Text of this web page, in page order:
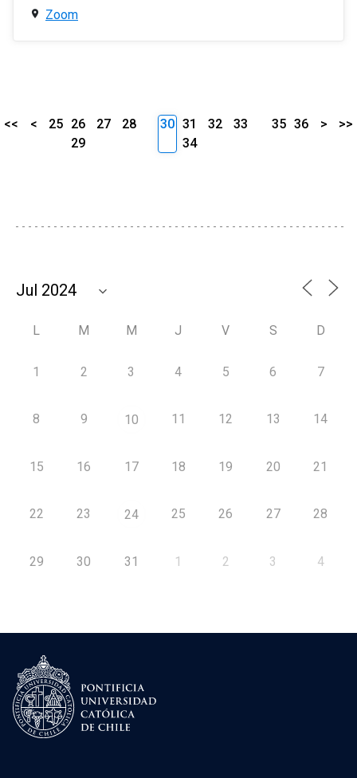
Zoom
<< < 25 26 27
28
29
30 31 32
33
34
35 36 > >>
L M M J V S D
1 2 3 4 5 6 7
8 9 10 11 12 13 14
15 16 17 18 19 20 21
22 23 24 25 26 27 28
29 30 31 1 2 3 4